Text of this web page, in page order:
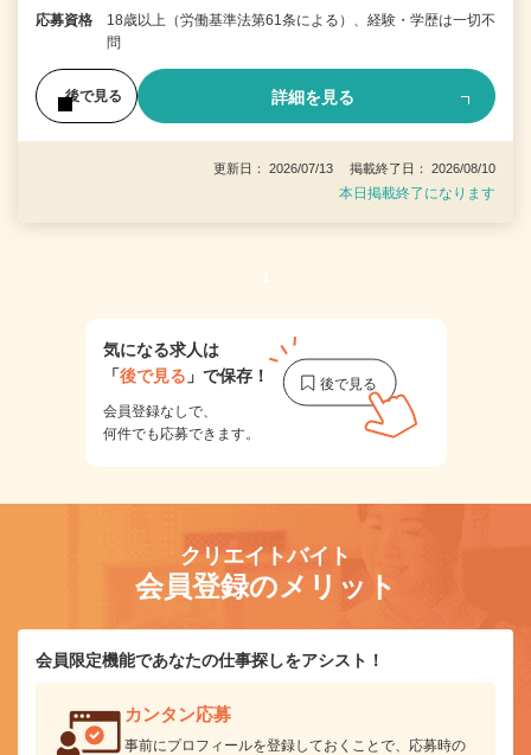
応募資格
18歳以上（労働基準法第61条による）、経験・学歴は一切不
問
後で見る 詳細を見る
更新日： 2026/07/13 掲載終了日： 2026/08/10
本日掲載終了になります
1
気になる求人は
「後で見る 」で保存！
会員登録なしで、
何件でも応募できます。
クリエイトバイト
会員登録のメリット
会員限定機能であなたの仕事探しをアシスト！
カンタン応募
事前にプロフィールを登録しておくことで、応募時の